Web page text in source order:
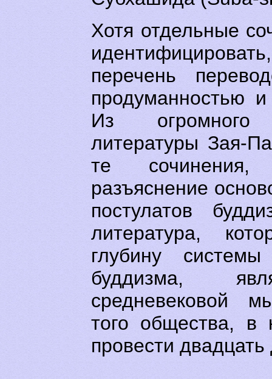
Хотя отдельные
перечень
продуманностью
Из огромного
литературы Зая-
те сочинения,
разъяснение
постулатов
литература,
глубину системы
буддизма,
средневековой
того общества, в
провести двадцать